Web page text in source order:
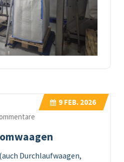
9 FEB. 2026
Durchlaufwaagen,